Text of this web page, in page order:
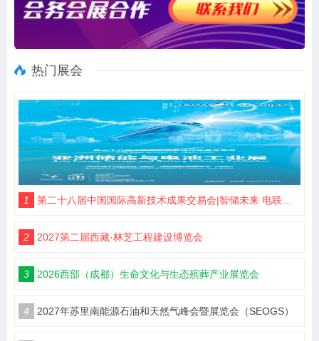
热门展会
1 第二十八届中国国际高新技术成果交易会|智储未来 电联高交
2 2027第二届西藏·林芝工程建设博览会
3 2026西部（成都）生命文化与生态殡葬产业展览会
4 2027年苏里南能源石油和天然气峰会暨展览会（SEOGS）